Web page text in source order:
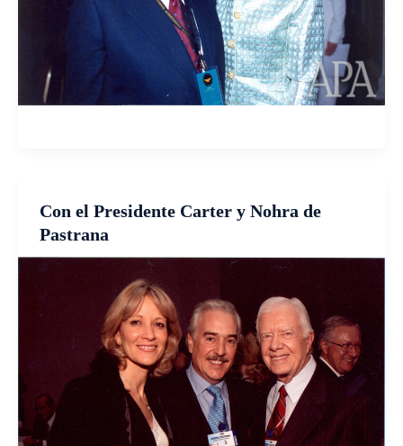
Con el Presidente Carter y Nohra de
Pastrana